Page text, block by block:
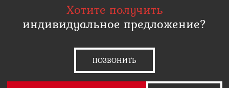
Хотите получить
индивидуальное предложение?
ПОЗВОНИТЬ